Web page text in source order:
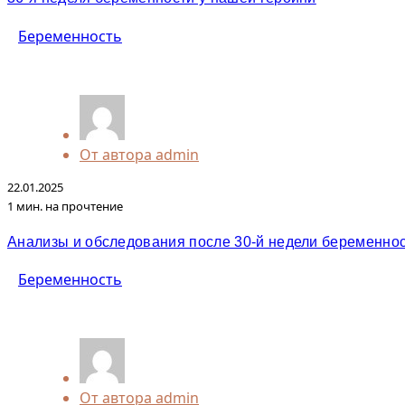
Беременность
От автора admin
22.01.2025
1 мин. на прочтение
Анализы и обследования после 30-й недели
Беременность
От автора admin